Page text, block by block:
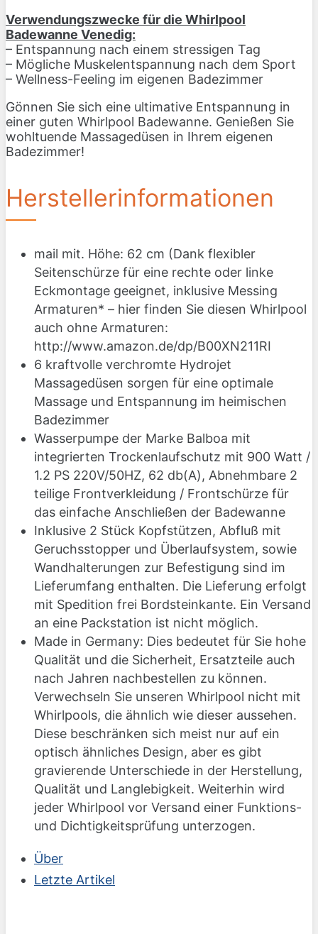
Verwendungszwecke für die Whirlpool
Badewanne Venedig:
– Entspannung nach einem stressigen Tag
– Mögliche Muskelentspannung nach dem Sport
– Wellness-Feeling im eigenen Badezimmer
Gönnen Sie sich eine ultimative Entspannung in
einer guten Whirlpool Badewanne. Genießen Sie
wohltuende Massagedüsen in Ihrem eigenen
Badezimmer!
Herstellerinformationen
mail mit. Höhe: 62 cm (Dank flexibler
Seitenschürze für eine rechte oder linke
Eckmontage geeignet, inklusive Messing
Armaturen* – hier finden Sie diesen Whirlpool
auch ohne Armaturen:
http://www.amazon.de/dp/B00XN211RI
6 kraftvolle verchromte Hydrojet
Massagedüsen sorgen für eine optimale
Massage und Entspannung im heimischen
Badezimmer
Wasserpumpe der Marke Balboa mit
integrierten Trockenlaufschutz mit 900 Watt /
1.2 PS 220V/50HZ, 62 db(A), Abnehmbare 2
teilige Frontverkleidung / Frontschürze für
das einfache Anschließen der Badewanne
Inklusive 2 Stück Kopfstützen, Abfluß mit
Geruchsstopper und Überlaufsystem, sowie
Wandhalterungen zur Befestigung sind im
Lieferumfang enthalten. Die Lieferung erfolgt
mit Spedition frei Bordsteinkante. Ein Versand
an eine Packstation ist nicht möglich.
Made in Germany: Dies bedeutet für Sie hohe
Qualität und die Sicherheit, Ersatzteile auch
nach Jahren nachbestellen zu können.
Verwechseln Sie unseren Whirlpool nicht mit
Whirlpools, die ähnlich wie dieser aussehen.
Diese beschränken sich meist nur auf ein
optisch ähnliches Design, aber es gibt
gravierende Unterschiede in der Herstellung,
Qualität und Langlebigkeit. Weiterhin wird
jeder Whirlpool vor Versand einer Funktions-
und Dichtigkeitsprüfung unterzogen.
Über
Letzte Artikel